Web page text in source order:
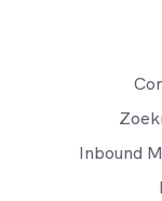
Inbound